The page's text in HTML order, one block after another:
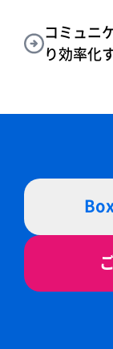
コミュニ
り効率化